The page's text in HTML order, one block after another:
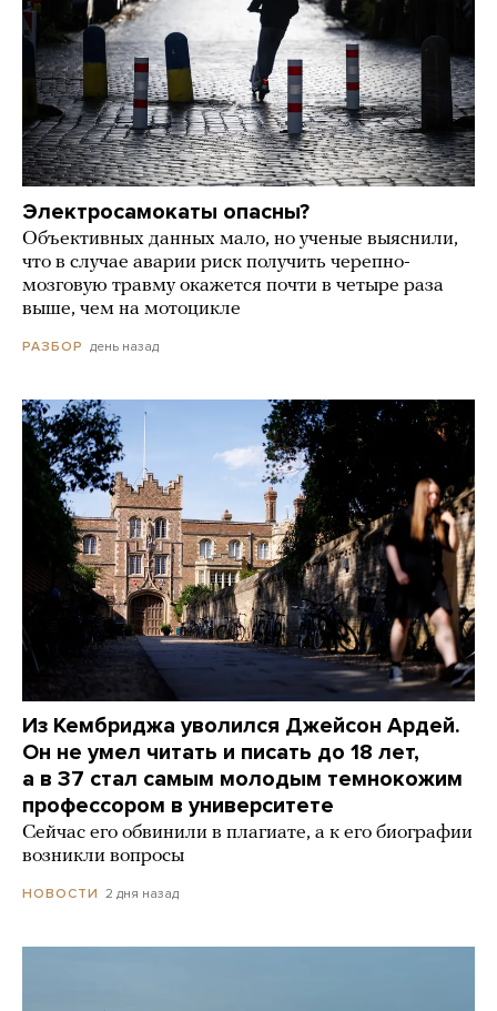
Электросамокаты опасны?
Объективных данных мало, но ученые выяснили,
что в случае аварии риск получить черепно-
мозговую травму окажется почти в четыре раза
выше, чем на мотоцикле
РАЗБОР день назад
Из Кембриджа уволился Джейсон Ардей.
Он не умел читать и писать до 18 лет,
а в 37 стал самым молодым темнокожим
профессором в университете
Сейчас его обвинили в плагиате, а к его биографии
возникли вопросы
НОВОСТИ 2 дня назад